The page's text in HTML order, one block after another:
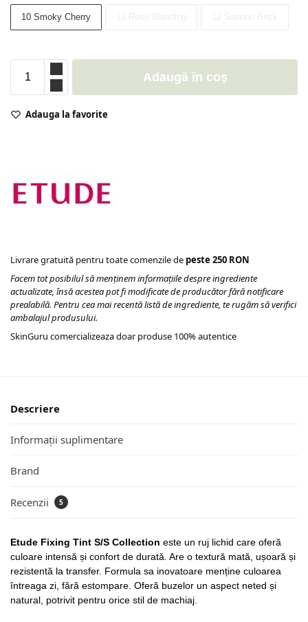
10 Smoky Cherry
Adaugă în coș
Adauga la favorite
Livrare gratuită pentru toate comenzile de peste 250 RON
Facem tot posibilul să menținem informațiile despre ingrediente
actualizate, însă acestea pot fi modificate de producător fără notificare
prealabilă. Pentru cea mai recentă listă de ingrediente, te rugăm să verifici
ambalajul produsului.
SkinGuru comercializeaza doar produse 100% autentice
Descriere
Informații suplimentare
Brand
Recenzii 5
Etude Fixing Tint S/S Collection este un ruj lichid care oferă
culoare intensă și confort de durată. Are o textură mată, ușoară și
rezistentă la transfer. Formula sa inovatoare menține culoarea
întreaga zi, fără estompare. Oferă buzelor un aspect neted și
natural, potrivit pentru orice stil de machiaj.